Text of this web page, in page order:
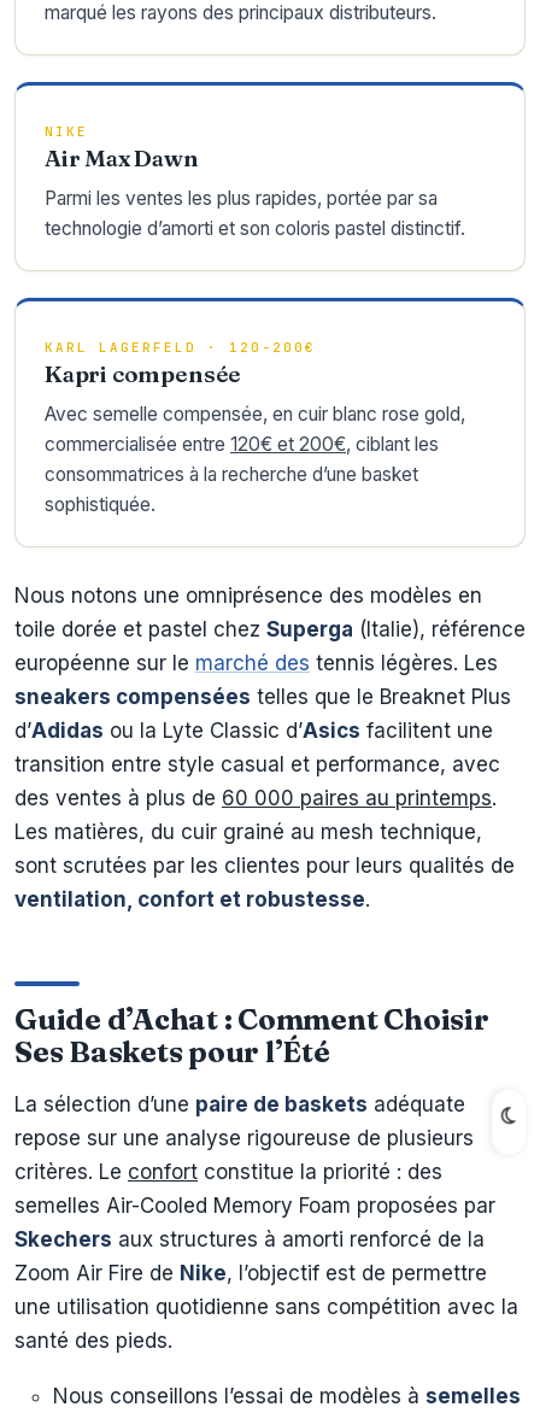
marqué les rayons des principaux distributeurs.
NIKE
Air Max Dawn
Parmi les ventes les plus rapides, portée par sa
technologie d’amorti et son coloris pastel distinctif.
KARL LAGERFELD · 120-200€
Kapri compensée
Avec semelle compensée, en cuir blanc rose gold,
commercialisée entre 120€ et 200€, ciblant les
consommatrices à la recherche d’une basket
sophistiquée.
Nous notons une omniprésence des modèles en
toile dorée et pastel chez Superga (Italie), référence
européenne sur le marché des tennis légères. Les
sneakers compensées telles que le Breaknet Plus
d’Adidas ou la Lyte Classic d’Asics facilitent une
transition entre style casual et performance, avec
des ventes à plus de 60 000 paires au printemps.
Les matières, du cuir grainé au mesh technique,
sont scrutées par les clientes pour leurs qualités de
ventilation, confort et robustesse.
Guide d’Achat : Comment Choisir
Ses Baskets pour l’Été
La sélection d’une paire de baskets adéquate
repose sur une analyse rigoureuse de plusieurs
critères. Le confort constitue la priorité : des
semelles Air-Cooled Memory Foam proposées par
Skechers aux structures à amorti renforcé de la
Zoom Air Fire de Nike, l’objectif est de permettre
une utilisation quotidienne sans compétition avec la
santé des pieds.
Nous conseillons l’essai de modèles à semelles